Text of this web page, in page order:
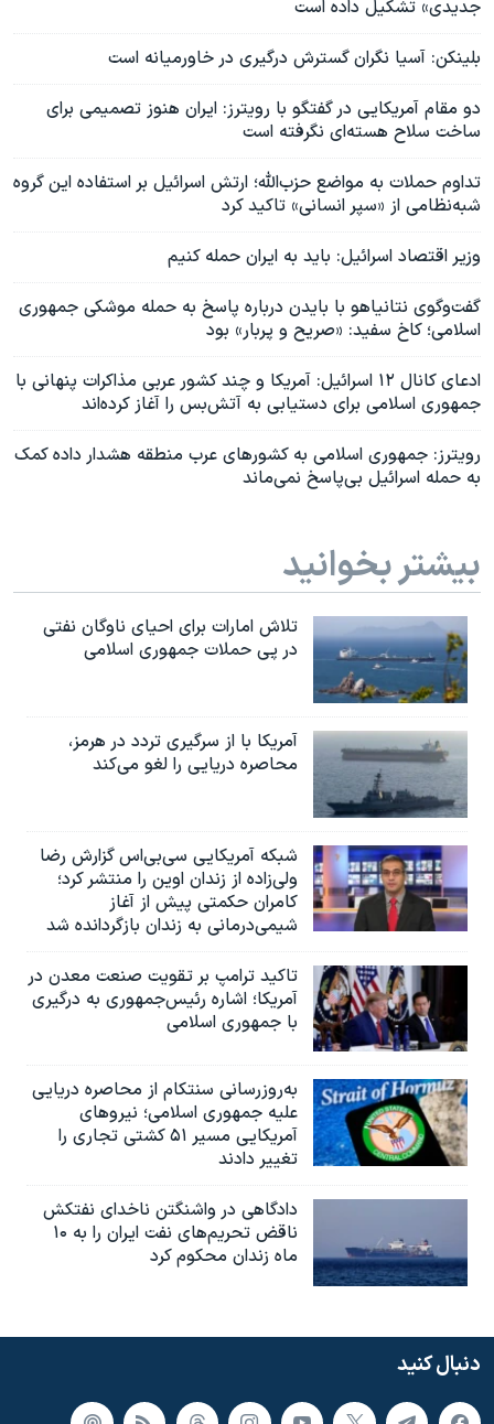
جدیدی» تشکیل داده است
بلینکن: آسیا نگران گسترش درگیری در خاورمیانه است
دو مقام آمریکایی در گفتگو با رویترز: ایران هنوز تصمیمی برای
ساخت سلاح هسته‌ای نگرفته است
تداوم حملات به مواضع حزب‌الله؛ ارتش اسرائیل بر استفاده این گروه
شبه‌نظامی از «سپر انسانی» تاکید کرد
وزیر اقتصاد اسرائیل: باید به ایران حمله کنیم
گفت‌وگوی نتانیاهو با بایدن درباره پاسخ به حمله موشکی جمهوری
اسلامی؛ کاخ سفید: «صریح و پربار» بود
ادعای کانال ۱۲ اسرائیل: آمریکا و چند کشور عربی مذاکرات پنهانی با
جمهوری اسلامی برای دستیابی به آتش‌بس را آغاز کرده‌اند
رویترز: جمهوری اسلامی به کشورهای عرب منطقه هشدار داده کمک
به حمله اسرائیل بی‌پاسخ نمی‌ماند
بیشتر بخوانید
تلاش امارات برای احیای ناوگان نفتی
در پی حملات جمهوری اسلامی
آمریکا با از سرگیری تردد در هرمز،
محاصره دریایی را لغو می‌کند
شبکه آمریکایی سی‌بی‌‌اس گزارش رضا
ولی‌زاده از زندان اوین را منتشر کرد؛
کامران حکمتی پیش از آغاز
شیمی‌درمانی به زندان بازگردانده شد
تاکید ترامپ بر تقویت صنعت معدن در
آمریکا؛ اشاره رئیس‌جمهوری به درگیری
با جمهوری اسلامی
به‌روزرسانی سنتکام از محاصره دریایی
علیه جمهوری اسلامی؛ نیروهای
آمریکایی مسیر ۵۱ کشتی تجاری را
تغییر دادند
دادگاهی در واشنگتن ناخدای نفتکش
ناقض تحریم‌های نفت ایران را به ۱۰
ماه زندان محکوم کرد
دنبال کنید